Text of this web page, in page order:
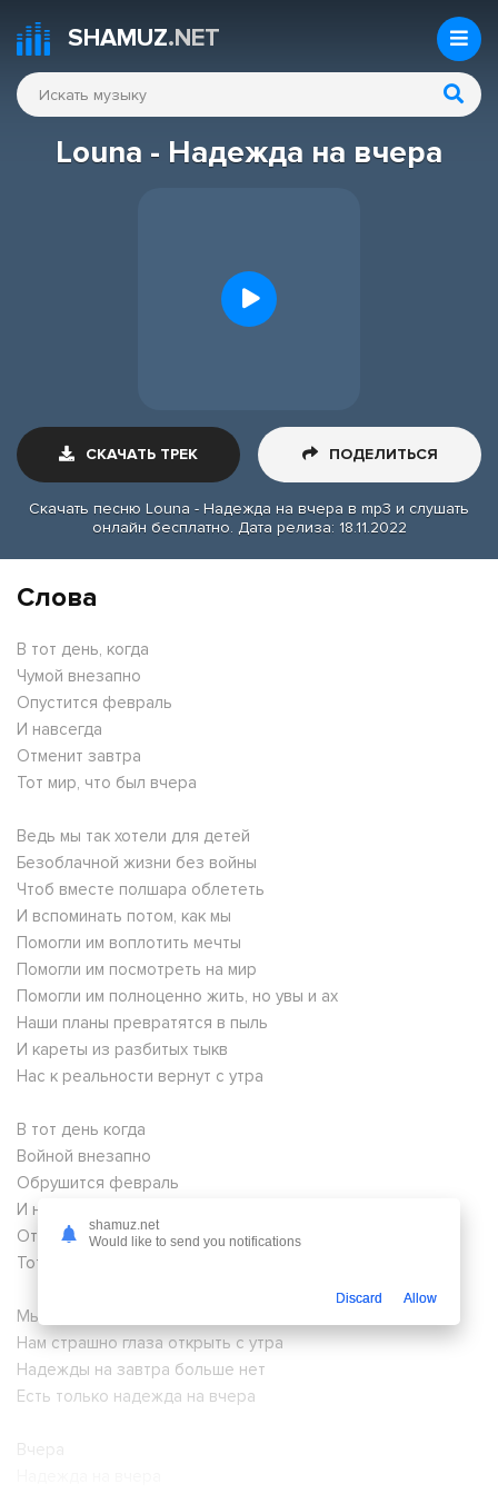
SHAMUZ.NET
Louna - Надежда на вчера
СКАЧАТЬ ТРЕК ПОДЕЛИТЬСЯ
Скачать песню Louna - Надежда на вчера в mp3 и слушать
онлайн бесплатно. Дата релиза: 18.11.2022
Слова
В тот день, когда
Чумой внезапно
Опустится февраль
И навсегда
Отменит завтра
Тот мир, что был вчера
Ведь мы так хотели для детей
Безоблачной жизни без войны
Чтоб вместе полшара облететь
И вспоминать потом, как мы
Помогли им воплотить мечты
Помогли им посмотреть на мир
Помогли им полноценно жить, но увы и ах
Наши планы превратятся в пыль
И кареты из разбитых тыкв
Нас к реальности вернут с утра
В тот день когда
Войной внезапно
Обрушится февраль
И навсегда
Отменит завтра
Тот мир что был вчера
Мы словно застряли в феврале
Нам страшно глаза открыть с утра
Надежды на завтра больше нет
Есть только надежда на вчера
Вчера
shamuz.net
Would like to send you notifications
Discard Allow